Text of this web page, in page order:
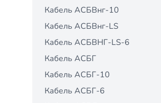
Кабель АСБВнг-10
Кабель АСБВнг-LS
Кабель АСБВНГ-LS-6
Кабель АСБГ
Кабель АСБГ-10
Кабель АСБГ-6